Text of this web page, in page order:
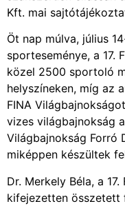
Kft. mai
Öt nap múlva, július
sporteseménye, a
közel 2500 sportoló
helyszíneken, míg az
FINA
vizes világbajnokság
Világbajnokság Forró
miképpen készültek
Dr. Merkely Béla, a
kifejezetten összetett